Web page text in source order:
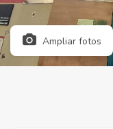
Ampliar fotos